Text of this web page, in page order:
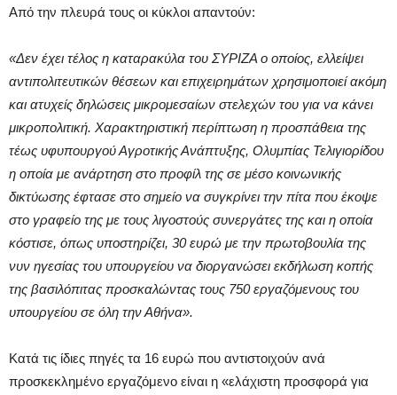
Από την πλευρά τους οι κύκλοι απαντούν:
«Δεν έχει τέλος η καταρακύλα του ΣΥΡΙΖΑ ο οποίος, ελλείψει
αντιπολιτευτικών θέσεων και επιχειρημάτων χρησιμοποιεί ακόμη
και ατυχείς δηλώσεις μικρομεσαίων στελεχών του για να κάνει
μικροπολιτική. Χαρακτηριστική περίπτωση η προσπάθεια της
τέως υφυπουργού Αγροτικής Ανάπτυξης, Ολυμπίας Τελιγιορίδου
η οποία με ανάρτηση στο προφίλ της σε μέσο κοινωνικής
δικτύωσης έφτασε στο σημείο να συγκρίνει την πίτα που έκοψε
στο γραφείο της με τους λιγοστούς συνεργάτες της και η οποία
κόστισε, όπως υποστηρίζει, 30 ευρώ με την πρωτοβουλία της
νυν ηγεσίας του υπουργείου να διοργανώσει εκδήλωση κοπής
της βασιλόπιτας προσκαλώντας τους 750 εργαζόμενους του
υπουργείου σε όλη την Αθήνα».
Κατά τις ίδιες πηγές τα 16 ευρώ που αντιστοιχούν ανά
προσκεκλημένο εργαζόμενο είναι η «ελάχιστη προσφορά για